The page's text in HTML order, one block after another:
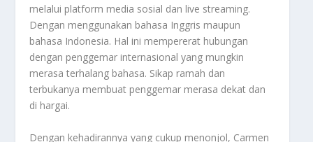
melalui platform media sosial dan live streaming.
Dengan menggunakan bahasa Inggris maupun
bahasa Indonesia. Hal ini mempererat hubungan
dengan penggemar internasional yang mungkin
merasa terhalang bahasa. Sikap ramah dan
terbukanya membuat penggemar merasa dekat dan
di hargai.
Dengan kehadirannya yang cukup menonjol, Carmen